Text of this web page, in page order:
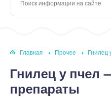
Главная Прочее Гнилец
Гнилец у пчел
препараты